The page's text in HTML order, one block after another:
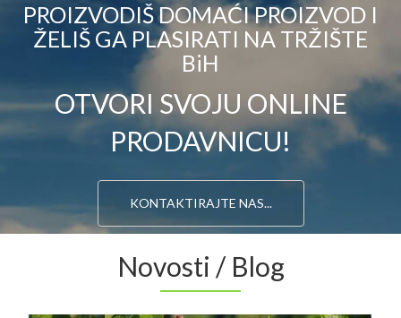
PROIZVODIŠ DOMAĆI PROIZVOD I
ŽELIŠ GA PLASIRATI NA TRŽIŠTE
BiH
OTVORI SVOJU ONLINE
PRODAVNICU!
KONTAKTIRAJTE NAS...
Novosti / Blog